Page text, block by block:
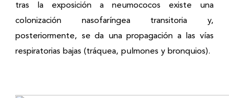
tras la exposición a neumococos existe una
colonización nasofaríngea transitoria y,
posteriormente, se da una propagación a las vías
respiratorias bajas (tráquea, pulmones y bronquios).